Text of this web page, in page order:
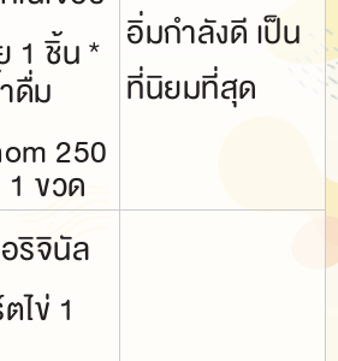
1 ชิ้น *
ดื่ม
250
1 ขวด
อิ่มกำลังดี เป็น
ที่นิยมที่สุด
ริจินัล
ไข่ 1